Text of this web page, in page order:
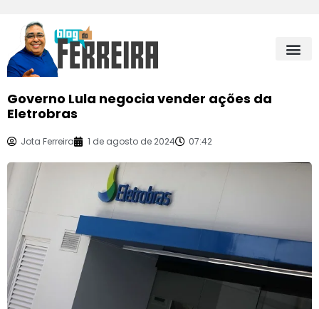
Governo Lula negocia vender ações da
Eletrobras
Jota Ferreira 1 de agosto de 2024 07:42